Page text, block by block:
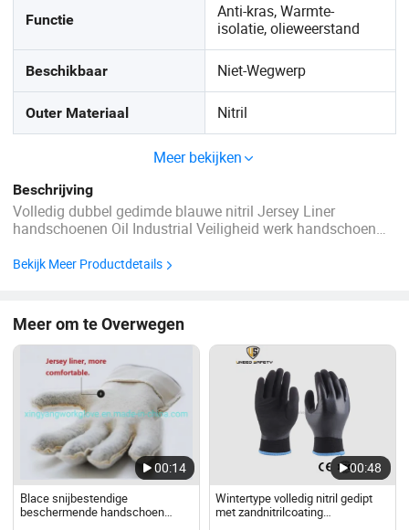
Functie
Anti-kras, Warmte-
isolatie, olieweerstand
Beschikbaar Niet-Wegwerp
Outer Materiaal Nitril
Meer bekijken
Beschrijving
Volledig dubbel gedimde blauwe nitril Jersey Liner
handschoenen Oil Industrial Veiligheid werk handschoen
Liner Oil Industrial Work Handschoen 1: Hoge kwaliteit CE
Bekijk Meer Productdetails
Meer om te Overwegen
00:14
Blace snijbestendige
beschermende handschoen
00:48
Wintertype volledig nitril gedipt
met zandnitrilcoating